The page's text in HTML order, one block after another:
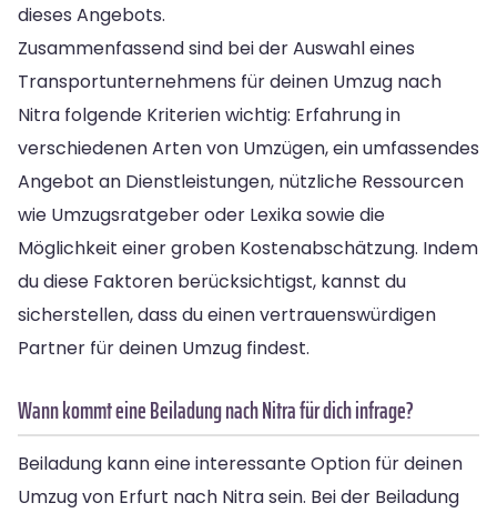
dieses Angebots.
Zusammenfassend sind bei der Auswahl eines
Transportunternehmens für deinen Umzug nach
Nitra folgende Kriterien wichtig: Erfahrung in
verschiedenen Arten von Umzügen, ein umfassendes
Angebot an Dienstleistungen, nützliche Ressourcen
wie Umzugsratgeber oder Lexika sowie die
Möglichkeit einer groben Kostenabschätzung. Indem
du diese Faktoren berücksichtigst, kannst du
sicherstellen, dass du einen vertrauenswürdigen
Partner für deinen Umzug findest.
Wann kommt eine Beiladung nach Nitra für dich infrage?
Beiladung kann eine interessante Option für deinen
Umzug von Erfurt nach Nitra sein. Bei der Beiladung